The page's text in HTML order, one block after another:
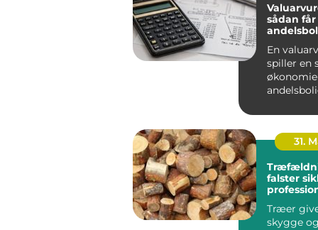
sådan får
En
spiller en
31.
falster sikkert,
Træer
skygge